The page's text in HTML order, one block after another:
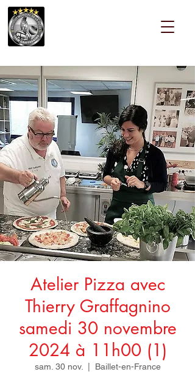
Atelier Pizza avec
Thierry Graffagnino
samedi 30 novembre
2024 à 11h00 (1)
sam. 30 nov. Baillet-en-France